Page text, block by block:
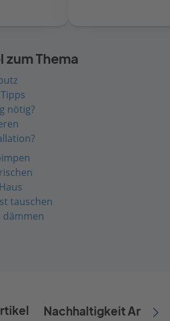
Thema
nötig?
tauschen
dämmen
Nachhaltigkeit Artikel